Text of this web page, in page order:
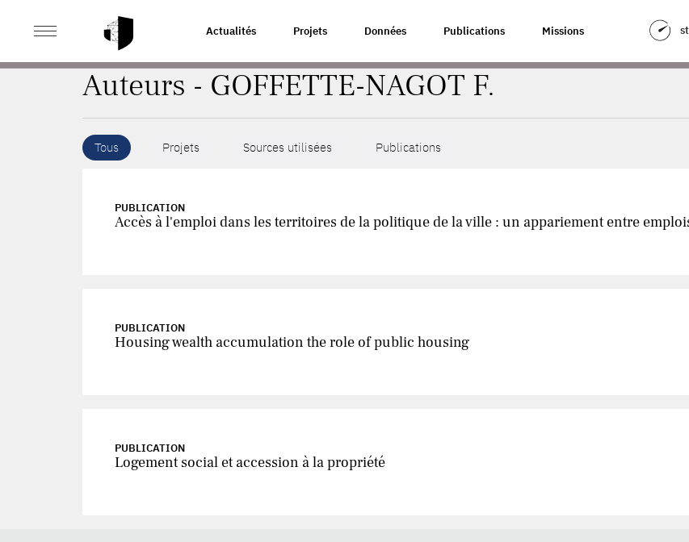
Actualités Projets Données Publications Missions
ACCUEIL
Auteurs - GOFFETTE-NAGOT F.
Tous Projets Sources utilisées Publications
PUBLICATION
Accès à l'emploi dans les territoires de la politique de la ville : un appariement entre
PUBLICATION
Housing wealth accumulation the role of public housing
PUBLICATION
Logement social et accession à la propriété